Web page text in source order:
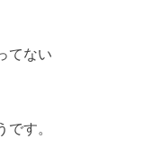
てない
す。